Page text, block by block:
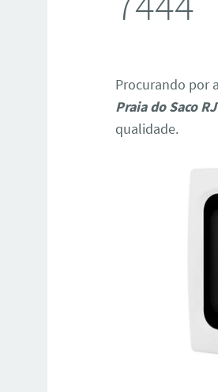
Procurando por
Praia do Saco RJ
qualidade.